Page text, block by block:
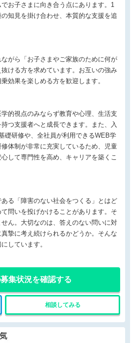
お子さまに向き合う点にあります。1
知見を掛け合わせ、本質的な支援を追
がら「お子さまやご家族のために何が
ける方を求めています。お互いの強み
効果を楽しめる方を歓迎します。
的視点のみならず教育や心理、生活支
つ支援者へと成長できます。また、入
礎研修や、全社員が利用できるWEB学
体制が非常に充実しているため、児童
して専門性を高め、キャリアを築くこ
る「障害のない社会をつくる」とはど
問いを投げかけることがあります。そ
ん。大切なのは、答えのない問いに対
摯に考え続けられるかどうか。そんな
しています。
集状況を確認する
相談してみる